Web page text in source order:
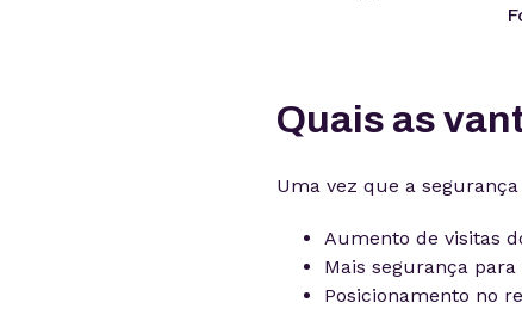
Quais as
Uma vez que a
Aumento de visitas
Mais segurança
Posicionamento no